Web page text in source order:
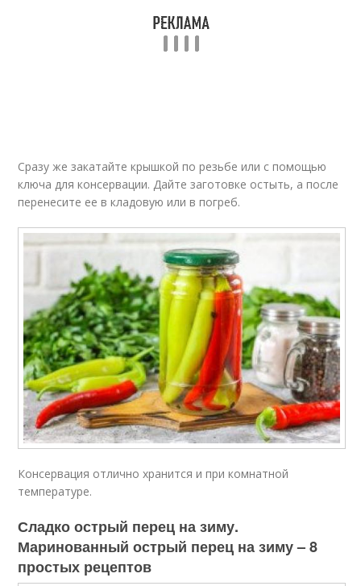
Сразу же закатайте крышкой по резьбе или с помощью
ключа для консервации. Дайте заготовке остыть, а после
перенесите ее в кладовую или в погреб.
Консервация отлично хранится и при комнатной
температуре.
Сладко острый перец на зиму.
Маринованный острый перец на зиму – 8
простых рецептов